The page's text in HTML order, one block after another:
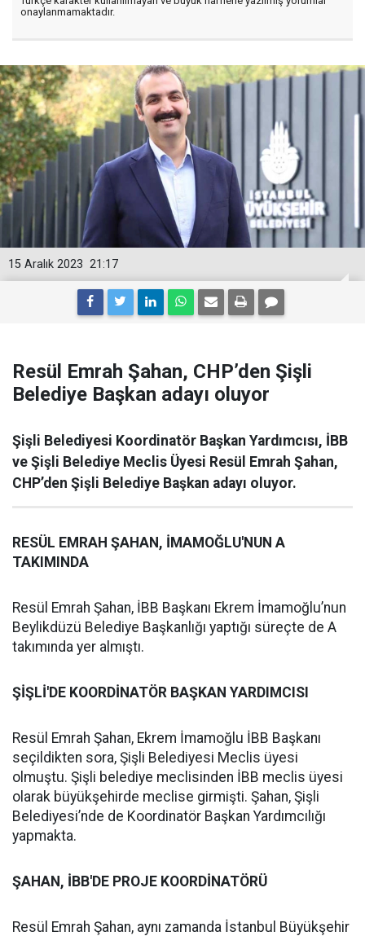
onaylanmamaktadır.
21:17
15 Aralık 2023
Resül Emrah Şahan, CHP’den Şişli
Belediye Başkan adayı oluyor
Şişli Belediyesi Koordinatör Başkan Yardımcısı, İBB
ve Şişli Belediye Meclis Üyesi Resül Emrah Şahan,
CHP’den Şişli Belediye Başkan adayı oluyor.
RESÜL EMRAH ŞAHAN, İMAMOĞLU'NUN A
TAKIMINDA
Resül Emrah Şahan, İBB Başkanı Ekrem İmamoğlu’nun
Beylikdüzü Belediye Başkanlığı yaptığı süreçte de A
takımında yer almıştı.
ŞİŞLİ'DE KOORDİNATÖR BAŞKAN YARDIMCISI
Resül Emrah Şahan, Ekrem İmamoğlu İBB Başkanı
seçildikten sora, Şişli Belediyesi Meclis üyesi
olmuştu. Şişli belediye meclisinden İBB meclis üyesi
olarak büyükşehirde meclise girmişti. Şahan, Şişli
Belediyesi’nde de Koordinatör Başkan Yardımcılığı
yapmakta.
ŞAHAN, İBB'DE PROJE KOORDİNATÖRÜ
Resül Emrah Şahan, aynı zamanda İstanbul Büyükşehir